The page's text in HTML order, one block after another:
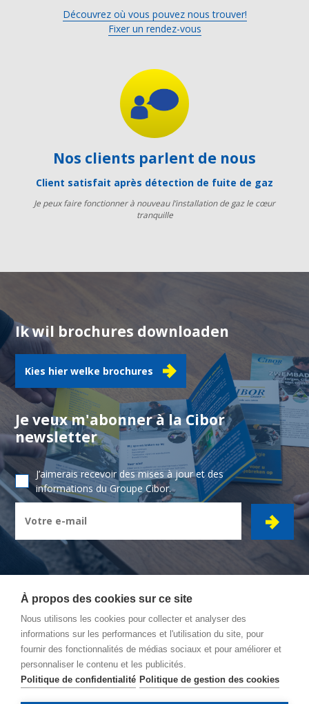
Découvrez où vous pouvez nous trouver!
Fixer un rendez-vous
Nos clients parlent de nous
Client satisfait après détection de fuite de gaz
Je peux faire fonctionner à nouveau l’installation de gaz le cœur
tranquille
Ik wil brochures downloaden
Kies hier welke brochures
Je veux m'abonner à la Cibor
newsletter
J’aimerais recevoir des mises à jour et des
informations du Groupe Cibor.
CIBOR GROUPE
- Ambachtsstraat 7 - 2450 Meerhout
Itinéraire
Conditions Générales
Politique de confidentialité
À propos des cookies sur ce site
Nous utilisons les cookies pour collecter et analyser des
informations sur les performances et l'utilisation du site, pour
fournir des fonctionnalités de médias sociaux et pour améliorer et
personnaliser le contenu et les publicités.
Politique de confidentialité Politique de gestion des cookies